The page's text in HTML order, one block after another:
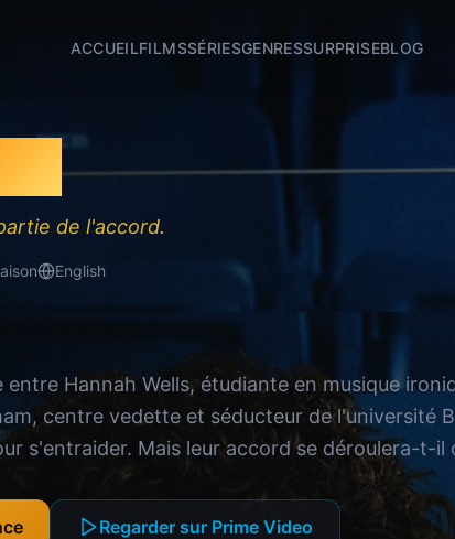
ACCUEILFILMSSÉRIESGENRESSURPRISEBLOG
de l'accord.
English
Hannah Wells, étudiante en musique
centre vedette et séducteur de l'université
s'entraider. Mais leur accord se déroulera-t-il
Regarder sur Prime Video